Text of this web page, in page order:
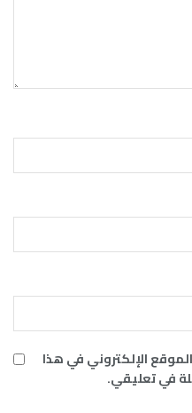
الإلكتروني في هذا
في تعليقي.